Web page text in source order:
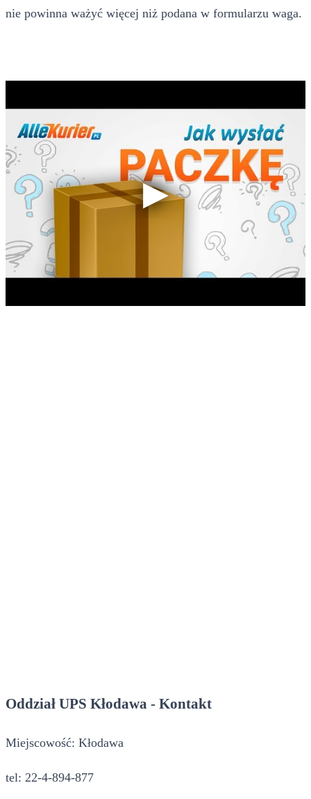
nie powinna ważyć więcej niż podana w formularzu waga.
Oddział UPS Kłodawa - Kontakt
Miejscowość: Kłodawa
tel: 22-4-894-877